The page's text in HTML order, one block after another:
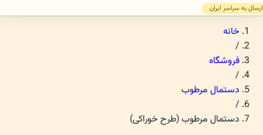
ارسال به سراسر ایران
خانه
/
فروشگاه
/
دستمال مرطوب
/
دستمال مرطوب (طرح خوراکی)